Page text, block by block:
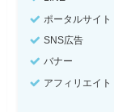
ポータルサイト
SNS広告
バナー
アフィリエイト